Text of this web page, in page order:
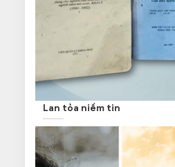
Lan tỏa niềm tin